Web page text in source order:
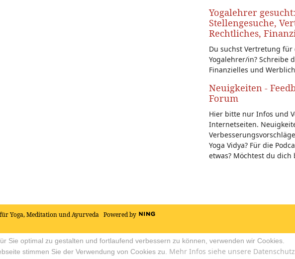
Yogalehrer
Stellengesuche,
Rechtliches,
Du suchst Vertretung für
Yogalehrer/in? Schreibe
Finanzielles und
Neuigkeiten -
Forum
Hier bitte nur Infos und
Internetseiten.
Yoga Vidya? Für die
etwas? Möchtest du dich
Yoga, Meditation und Ayurveda Powered by
Sie optimal zu gestalten und fortlaufend verbessern zu können, verwenden wir Cookies.
stimmen Sie der Verwendung von Cookies zu. Mehr Infos siehe unsere